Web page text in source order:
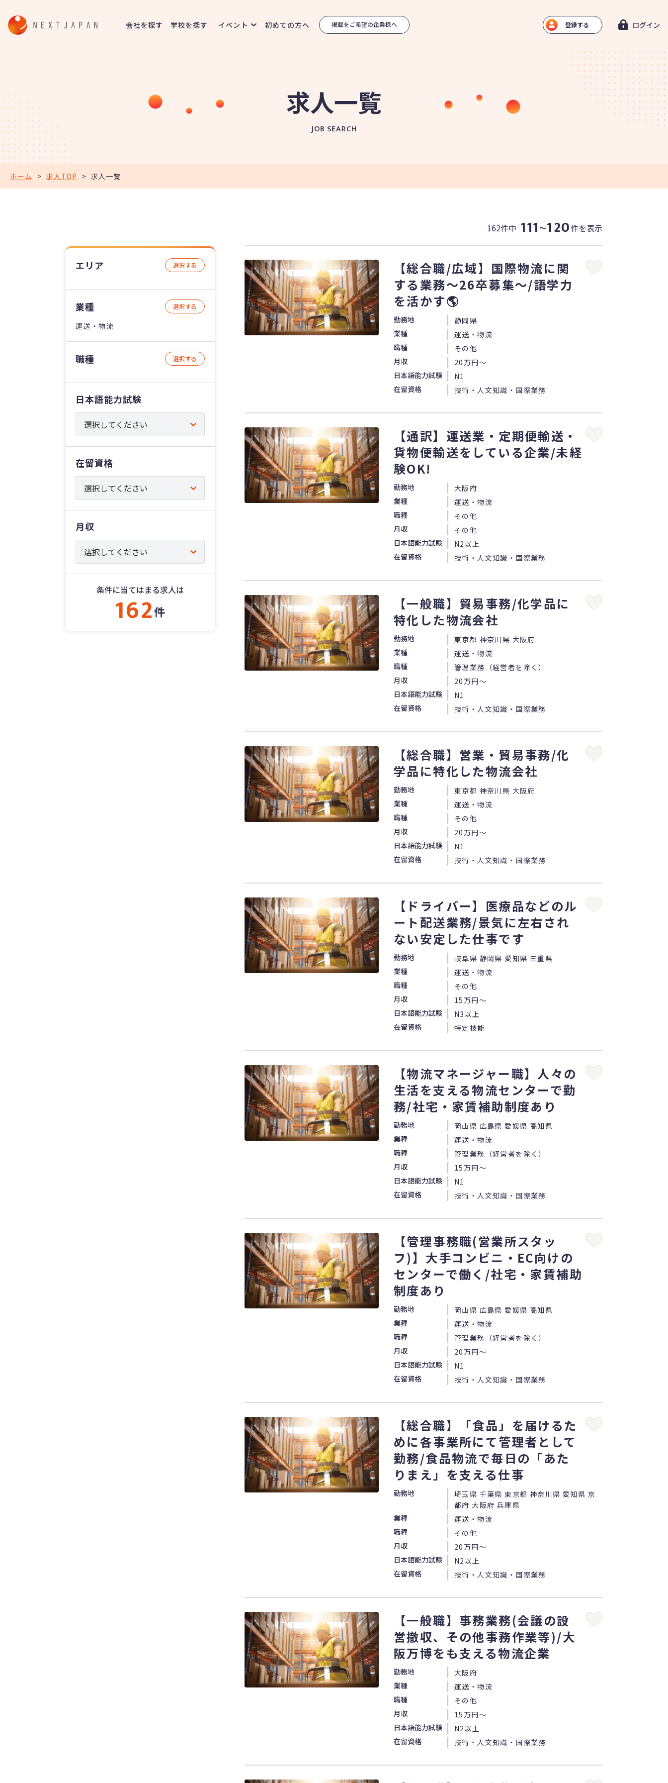
会社を探す 学校を探す イベント 初めての方へ 掲載をご希望の企業様へ 登録する ログイン
求人一覧
JOB SEARCH
ホーム > 求人TOP > 求人一覧
エリア 選択する
業種 選択する
運送・物流
職種 選択する
日本語能力試験
在留資格
月収
条件に当てはまる求人は
162件
162件中 111〜120件を表示
【総合職/広域】国際物流に関
する業務～26卒募集～/語学力
を活かす🌎
勤務地
静岡県
業種
運送・物流
職種
その他
月収
20万円〜
日本語能力試験
N1
在留資格
技術・人文知識・国際業務
【通訳】運送業・定期便輸送・
貨物便輸送をしている企業/未経
験OK!
勤務地
大阪府
業種
運送・物流
職種
その他
月収
その他
日本語能力試験
N2以上
在留資格
技術・人文知識・国際業務
【一般職】貿易事務/化学品に
特化した物流会社
勤務地
東京都 神奈川県 大阪府
業種
運送・物流
職種
管理業務（経営者を除く）
月収
20万円〜
日本語能力試験
N1
在留資格
技術・人文知識・国際業務
【総合職】営業・貿易事務/化
学品に特化した物流会社
勤務地
東京都 神奈川県 大阪府
業種
運送・物流
職種
その他
月収
20万円〜
日本語能力試験
N1
在留資格
技術・人文知識・国際業務
【ドライバー】医療品などのル
ート配送業務/景気に左右され
ない安定した仕事です
勤務地
岐阜県 静岡県 愛知県 三重県
業種
運送・物流
職種
その他
月収
15万円〜
日本語能力試験
N3以上
在留資格
特定技能
【物流マネージャー職】人々の
生活を支える物流センターで勤
務/社宅・家賃補助制度あり
勤務地
岡山県 広島県 愛媛県 高知県
業種
運送・物流
職種
管理業務（経営者を除く）
月収
15万円〜
日本語能力試験
N1
在留資格
技術・人文知識・国際業務
【管理事務職(営業所スタッ
フ)】大手コンビニ・EC向けの
センターで働く/社宅・家賃補助
制度あり
勤務地
岡山県 広島県 愛媛県 高知県
業種
運送・物流
職種
管理業務（経営者を除く）
月収
20万円〜
日本語能力試験
N1
在留資格
技術・人文知識・国際業務
【総合職】「食品」を届けるた
めに各事業所にて管理者として
勤務/食品物流で毎日の「あた
りまえ」を支える仕事
勤務地
埼玉県 千葉県 東京都 神奈川県 愛知県 京
都府 大阪府 兵庫県
業種
運送・物流
職種
その他
月収
20万円〜
日本語能力試験
N2以上
在留資格
技術・人文知識・国際業務
【一般職】事務業務(会議の設
営撤収、その他事務作業等)/大
阪万博をも支える物流企業
勤務地
大阪府
業種
運送・物流
職種
その他
月収
15万円〜
日本語能力試験
N2以上
在留資格
技術・人文知識・国際業務